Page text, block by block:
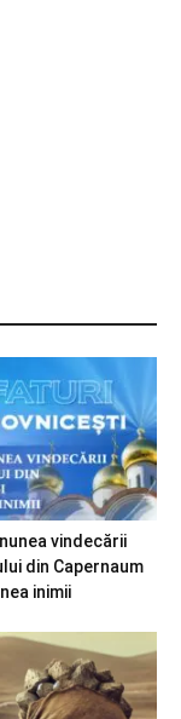
vindecării
din Capernaum
inimii